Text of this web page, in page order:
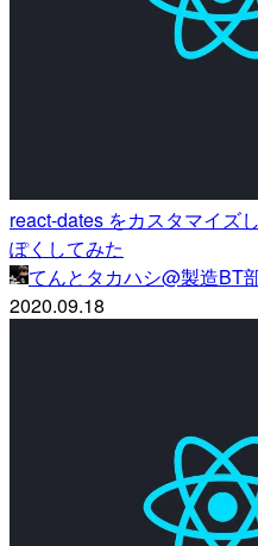
react-dates をカスタマイズ
ぽくしてみた
てんとタカハシ@製造BT
2020.09.18